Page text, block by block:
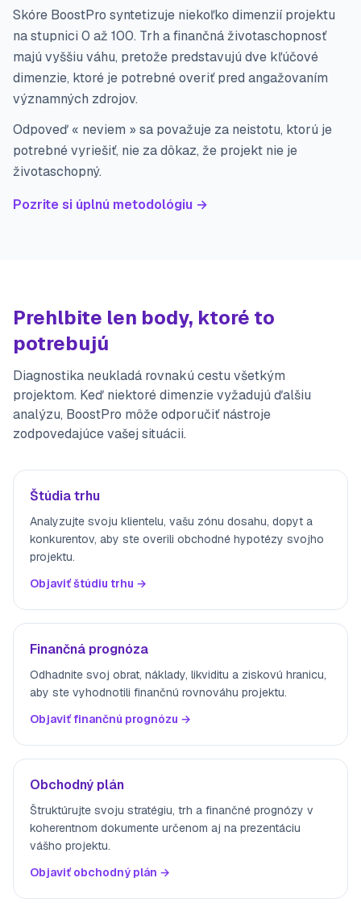
Skóre BoostPro syntetizuje niekoľko dimenzií projektu
na stupnici 0 až 100. Trh a finančná životaschopnosť
majú vyššiu váhu, pretože predstavujú dve kľúčové
dimenzie, ktoré je potrebné overiť pred angažovaním
významných zdrojov.
Odpoveď « neviem » sa považuje za neistotu, ktorú je
potrebné vyriešiť, nie za dôkaz, že projekt nie je
životaschopný.
Pozrite si úplnú metodológiu →
Prehlbite len body, ktoré to
potrebujú
Diagnostika neukladá rovnakú cestu všetkým
projektom. Keď niektoré dimenzie vyžadujú ďalšiu
analýzu, BoostPro môže odporučiť nástroje
zodpovedajúce vašej situácii.
Štúdia trhu
Analyzujte svoju klientelu, vašu zónu dosahu, dopyt a
konkurentov, aby ste overili obchodné hypotézy svojho
projektu.
Objaviť štúdiu trhu →
Finančná prognóza
Odhadnite svoj obrat, náklady, likviditu a ziskovú hranicu,
aby ste vyhodnotili finančnú rovnováhu projektu.
Objaviť finančnú prognózu →
Obchodný plán
Štruktúrujte svoju stratégiu, trh a finančné prognózy v
koherentnom dokumente určenom aj na prezentáciu
vášho projektu.
Objaviť obchodný plán →